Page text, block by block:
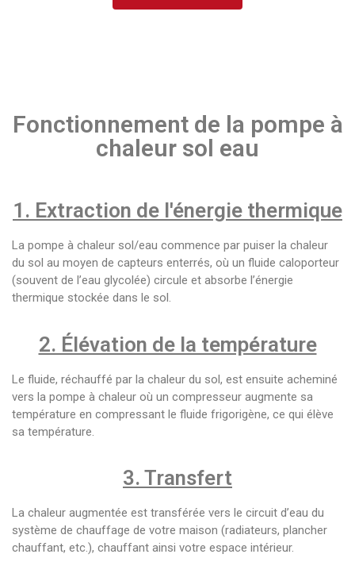
Fonctionnement de la pompe à
chaleur sol eau
1. Extraction de l'énergie thermique
La pompe à chaleur sol/eau commence par puiser la chaleur
du sol au moyen de capteurs enterrés, où un fluide caloporteur
(souvent de l’eau glycolée) circule et absorbe l’énergie
thermique stockée dans le sol.
2. Élévation de la température
Le fluide, réchauffé par la chaleur du sol, est ensuite acheminé
vers la pompe à chaleur où un compresseur augmente sa
température en compressant le fluide frigorigène, ce qui élève
sa température.
3. Transfert
La chaleur augmentée est transférée vers le circuit d’eau du
système de chauffage de votre maison (radiateurs, plancher
chauffant, etc.), chauffant ainsi votre espace intérieur.